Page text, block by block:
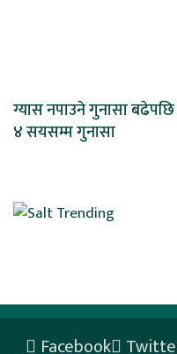
ग्यास नपाउने गुनासा बढेपछि
४ सयसम्म गुनासा
Facebook